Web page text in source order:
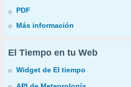
PDF
Más información
El Tiempo en tu Web
Widget de El tiempo